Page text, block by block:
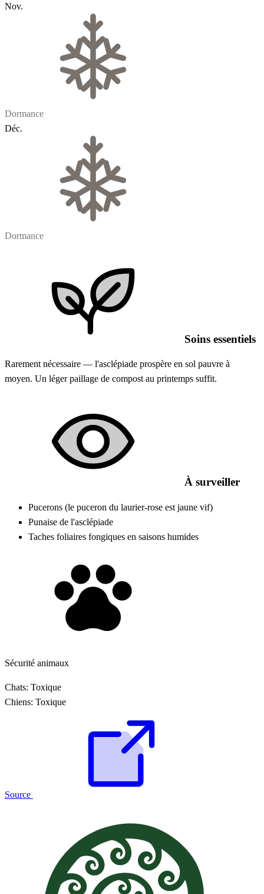
Nov.
Dormance
Déc.
Dormance
Soins essentiels
Rarement nécessaire — l'asclépiade prospère en sol pauvre à
moyen. Un léger paillage de compost au printemps suffit.
À surveiller
Pucerons (le puceron du laurier-rose est jaune vif)
Punaise de l'asclépiade
Taches foliaires fongiques en saisons humides
Sécurité animaux
Chats: Toxique
Chiens: Toxique
Source